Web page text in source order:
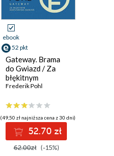
ebook
52 pkt
Gateway. Brama
do Gwiazd / Za
błękitnym
horyzontem
Frederik Pohl
(49,50 zł najniższa cena z 30 dni)
52.70 zł
62.00zł (-15%)